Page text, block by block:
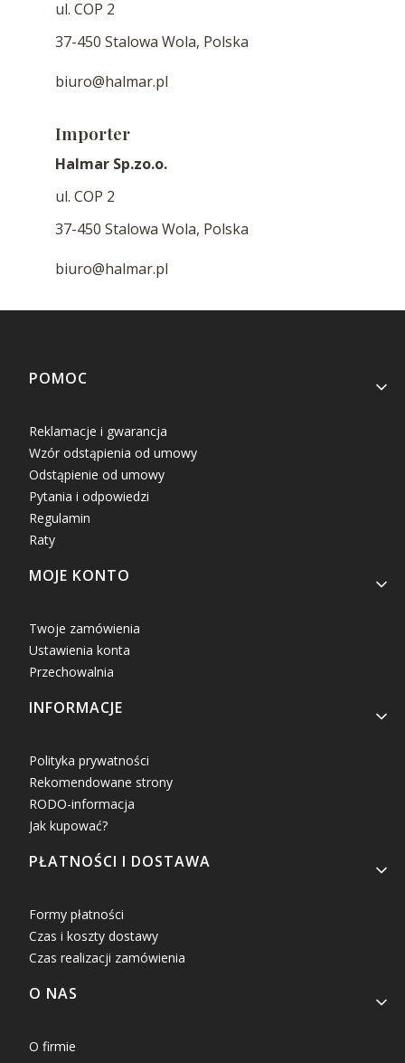
ul. COP 2
37-450 Stalowa Wola, Polska
biuro@halmar.pl
Importer
Halmar Sp.zo.o.
ul. COP 2
37-450 Stalowa Wola, Polska
biuro@halmar.pl
Linki w stopce
POMOC
Reklamacje i gwarancja
Wzór odstąpienia od umowy
Odstąpienie od umowy
Pytania i odpowiedzi
Regulamin
Raty
MOJE KONTO
Twoje zamówienia
Ustawienia konta
Przechowalnia
INFORMACJE
Polityka prywatności
Rekomendowane strony
RODO-informacja
Jak kupować?
PŁATNOŚCI I DOSTAWA
Formy płatności
Czas i koszty dostawy
Czas realizacji zamówienia
O NAS
O firmie